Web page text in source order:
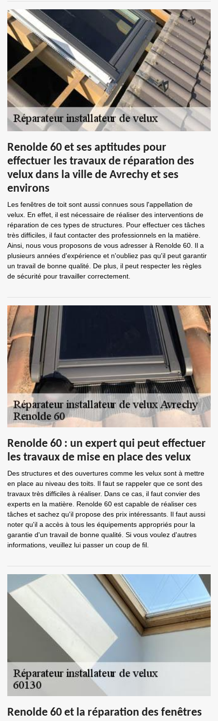
Renolde 60 et ses aptitudes pour
effectuer les travaux de réparation des
velux dans la ville de Avrechy et ses
environs
Les fenêtres de toit sont aussi connues sous l'appellation de
velux. En effet, il est nécessaire de réaliser des interventions de
réparation de ces types de structures. Pour effectuer ces tâches
très difficiles, il faut contacter des professionnels en la matière.
Ainsi, nous vous proposons de vous adresser à Renolde 60. Il a
plusieurs années d'expérience et n'oubliez pas qu'il peut garantir
un travail de bonne qualité. De plus, il peut respecter les règles
de sécurité pour travailler correctement.
Renolde 60 : un expert qui peut effectuer
les travaux de mise en place des velux
Des structures et des ouvertures comme les velux sont à mettre
en place au niveau des toits. Il faut se rappeler que ce sont des
travaux très difficiles à réaliser. Dans ce cas, il faut convier des
experts en la matière. Renolde 60 est capable de réaliser ces
tâches et sachez qu'il propose des prix intéressants. Il faut aussi
noter qu'il a accès à tous les équipements appropriés pour la
garantie d'un travail de bonne qualité. Si vous voulez d'autres
informations, veuillez lui passer un coup de fil.
Renolde 60 et la réparation des fenêtres